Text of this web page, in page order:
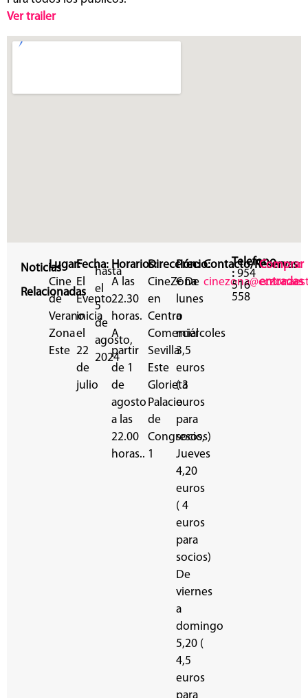
Ver trailer
Noticias
Relacionadas
Lugar:
Cine
de
Verano
Zona
Este
Fecha:
El
Evento
inicia
el
22
de
julio
hasta
el
5
de
agosto,
2024
Horarios:
A las
22.30
horas.
A
partir
de 1
de
agosto
a las
22.00
horas..
Dirección:
CineZona
en
Centro
Comercial
Sevilla
Este
Glorieta
Palacio
de
Congresos,
1
Precio:
€ De
lunes
a
miércoles
3,5
euros
( 3
euros
para
socios)
Jueves
4,20
euros
( 4
euros
para
socios)
De
viernes
a
domingo
5,20 (
4,5
euros
para
Contacto/Reservas:
Telefono
:954
516
558
Comprar
entradas